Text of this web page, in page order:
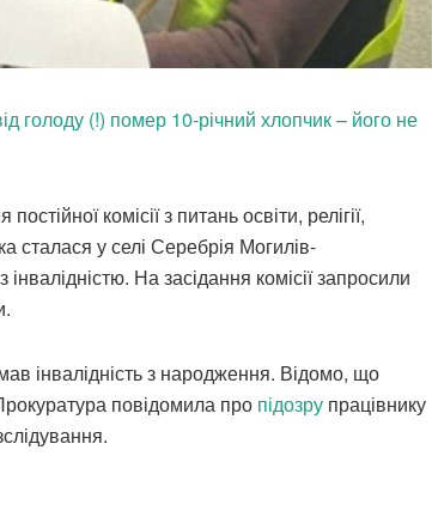
голоду (!) помер 10-річний хлопчик – його не
комісії з питань освіти, релігії,
сталася у селі Серебрія Могилів-
На засідання комісії запросили
інвалідність з народження. Відомо, що
повідомила про підозру працівнику